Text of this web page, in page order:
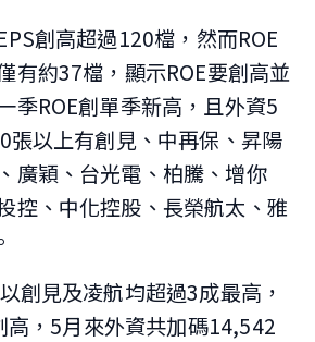
創高超過120檔，然而ROE
有約37檔，顯示ROE要創高並
季ROE創單季新高，且外資5
張以上有創見、中再保、昇陽
廣穎、台光電、柏騰、增你
控、中化控股、長榮航太、雅
創見及凌航均超過3成最高，
，5月來外資共加碼14,542